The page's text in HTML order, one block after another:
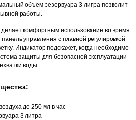
объем резервуара 3 литра позволит
работы.
комфортным использование во время
управления с плавной регулировкой
Индикатор подскажет, когда необходимо
защиты для безопасной эксплуатации
воды.
:
до 250 мл в час
3 литра